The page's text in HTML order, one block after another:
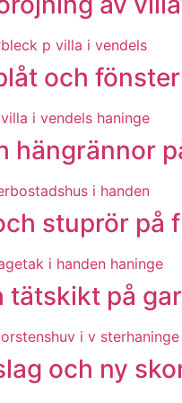
och
hängrännor
stuprör på
tätskikt på
och ny